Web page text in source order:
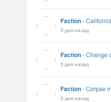
Faction-
3 дня назад
Faction-Change
3 дня назад
Faction-Corpse
3 дня назад